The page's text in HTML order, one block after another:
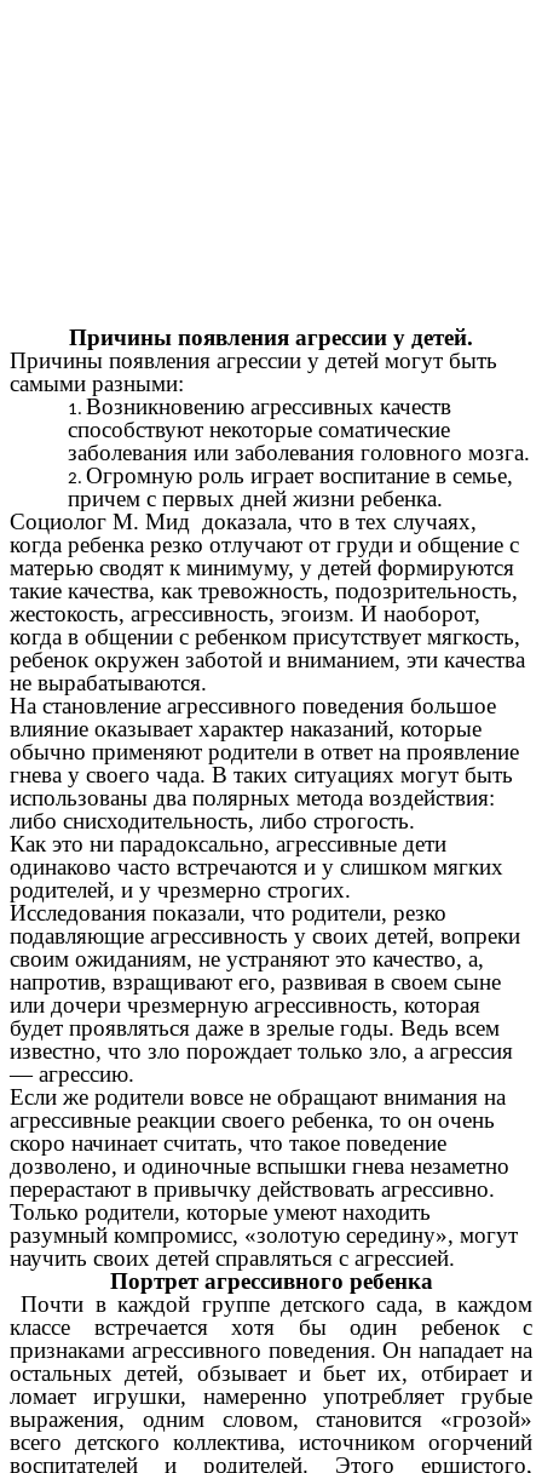
Причины появления агрессии у детей.
Причины появления агрессии у детей могут быть
самыми разными:
Возникновению агрессивных качеств
способствуют некоторые соматические
заболевания или заболевания головного мозга.
Огромную роль играет воспитание в семье,
причем с первых дней жизни ребенка.
Социолог М. Мид доказала, что в тех случаях,
когда ребенка резко отлучают от груди и общение с
матерью сводят к минимуму, у детей формируются
такие качества, как тревожность, подозрительность,
жестокость, агрессивность, эгоизм. И наоборот,
когда в общении с ребенком присутствует мягкость,
ребенок окружен заботой и вниманием, эти качества
не вырабатываются.
На становление агрессивного поведения большое
влияние оказывает характер наказаний, которые
обычно применяют родители в ответ на проявление
гнева у своего чада. В таких ситуациях могут быть
использованы два полярных метода воздействия:
либо снисходительность, либо строгость.
Как это ни парадоксально, агрессивные дети
одинаково часто встречаются и у слишком мягких
родителей, и у чрезмерно строгих.
Исследования показали, что родители, резко
подавляющие агрессивность у своих детей, вопреки
своим ожиданиям, не устраняют это качество, а,
напротив, взращивают его, развивая в своем сыне
или дочери чрезмерную агрессивность, которая
будет проявляться даже в зрелые годы. Ведь всем
известно, что зло порождает только зло, а агрессия
— агрессию.
Если же родители вовсе не обращают внимания на
агрессивные реакции своего ребенка, то он очень
скоро начинает считать, что такое поведение
дозволено, и одиночные вспышки гнева незаметно
перерастают в привычку действовать агрессивно.
Только родители, которые умеют находить
разумный компромисс, «золотую середину», могут
научить своих детей справляться с агрессией.
Портрет агрессивного ребенка
Почти в каждой группе детского сада, в каждом
классе встречается хотя бы один ребенок с
признаками агрессивного поведения. Он нападает на
остальных детей, обзывает и бьет их, отбирает и
ломает игрушки, намеренно употребляет грубые
выражения, одним словом, становится «грозой»
всего детского коллектива, источником огорчений
воспитателей и родителей. Этого ершистого,